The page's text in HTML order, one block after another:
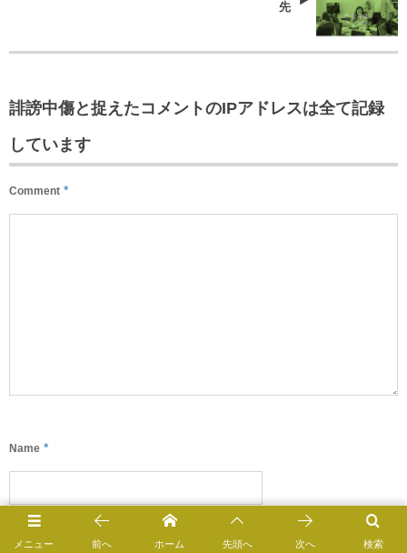
先
誹謗中傷と捉えたコメントのIPアドレスは全て記録
しています
Comment *
Name *
E-mail (公開されません)
メニュー 検索
前へ ホーム 先頭へ 次へ